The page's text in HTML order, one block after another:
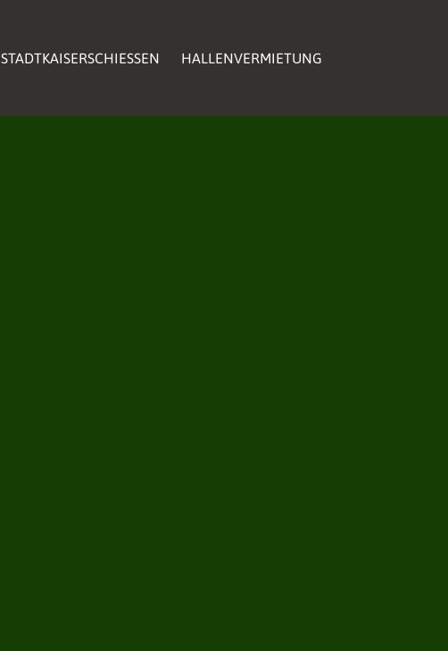
STADTKAISERSCHIESSEN HALLENVERMIETUNG
STADTKAISERSCHIESSEN HALLENVERMIETUNG
STADTKAISERSCHIESSEN HALLENVERMIETUNG